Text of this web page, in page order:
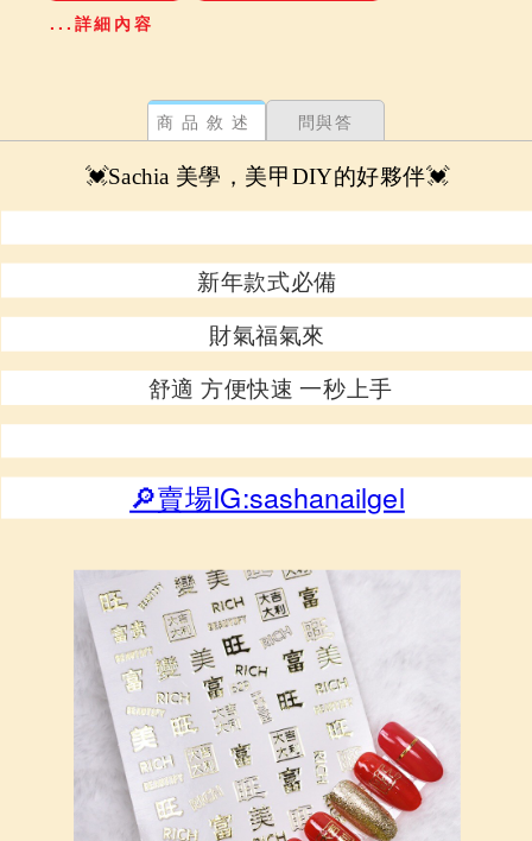
...詳細內容
商品敘述 問與答